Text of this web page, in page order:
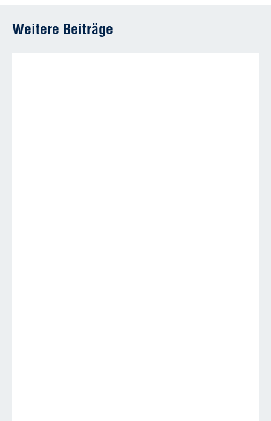
Weitere Beiträge